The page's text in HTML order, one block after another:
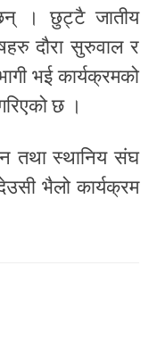
। छुट्टै जातीय
दौरा सुरुवाल र
भई कार्यक्रमको
छ ।
तथा स्थानिय संघ
भैलो कार्यक्रम